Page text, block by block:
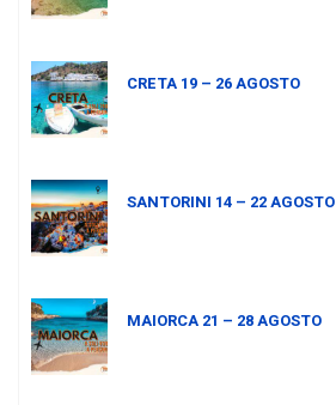
CRETA 19 – 26 AGOSTO
SANTORINI 14 – 22 AGOSTO
MAIORCA 21 – 28 AGOSTO